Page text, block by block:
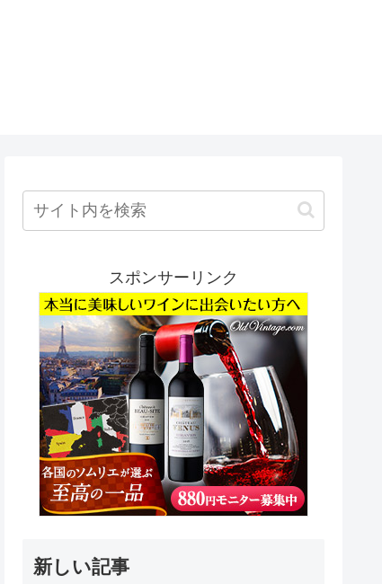
スポンサーリンク
新しい記事